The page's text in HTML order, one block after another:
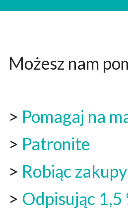
Możesz nam
> Pomagaj na
> Patronite
> Robiąc
> Odpisując 1,5